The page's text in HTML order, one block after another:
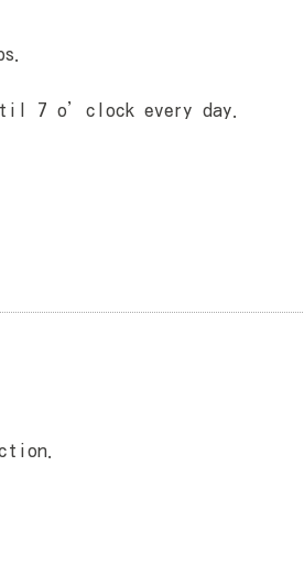
7 o’clock every day.